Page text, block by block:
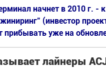
начнет в 2010 г.
(инвестор
прибывать уже на
лайнеры